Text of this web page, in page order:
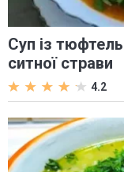
Суп із
ситної страви
4.2